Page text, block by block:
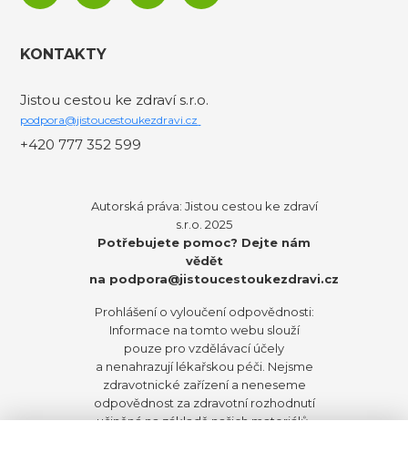
KONTAKTY
Jistou cestou ke zdraví s.r.o.
podpora@jistoucestoukezdravi.cz
+420 777 352 599
Autorská práva: Jistou cestou ke zdraví
s.r.o. 2025
Potřebujete pomoc? Dejte nám
vědět
na podpora@jistoucestoukezdravi.cz
Prohlášení o vyloučení odpovědnosti:
Informace na tomto webu slouží
pouze pro vzdělávací účely
a nenahrazují lékařskou péči. Nejsme
zdravotnické zařízení a neneseme
odpovědnost za zdravotní rozhodnutí
učiněná na základě našich materiálů.